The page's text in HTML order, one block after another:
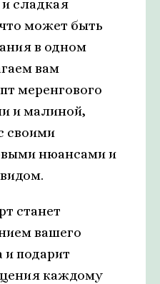
сладкая
может быть
в одном
вам
меренгового
и малиной,
своими
нюансами и
станет
вашего
и подарит
каждому